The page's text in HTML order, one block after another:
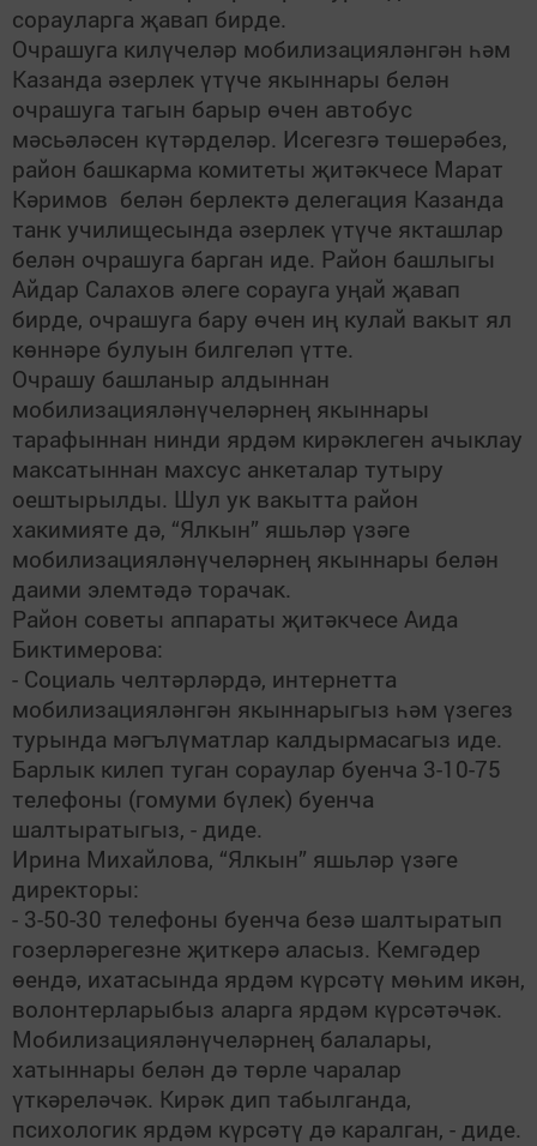
сорауларга җавап бирде.
Очрашуга килүчеләр мобилизацияләнгән һәм
Казанда әзерлек үтүче якыннары белән
очрашуга тагын барыр өчен автобус
мәсьәләсен күтәрделәр. Исегезгә төшерәбез,
район башкарма комитеты җитәкчесе Марат
Кәримов белән берлектә делегация Казанда
танк училищесында әзерлек үтүче якташлар
белән очрашуга барган иде. Район башлыгы
Айдар Салахов әлеге сорауга уңай җавап
бирде, очрашуга бару өчен иң кулай вакыт ял
көннәре булуын билгеләп үтте.
Очрашу башланыр алдыннан
мобилизацияләнүчеләрнең якыннары
тарафыннан нинди ярдәм кирәклеген ачыклау
максатыннан махсус анкеталар тутыру
оештырылды. Шул ук вакытта район
хакимияте дә, “Ялкын” яшьләр үзәге
мобилизацияләнүчеләрнең якыннары белән
даими элемтәдә торачак.
Район советы аппараты җитәкчесе Аида
Биктимерова:
- Социаль челтәрләрдә, интернетта
мобилизацияләнгән якыннарыгыз һәм үзегез
турында мәгълүматлар калдырмасагыз иде.
Барлык килеп туган сораулар буенча 3-10-75
телефоны (гомуми бүлек) буенча
шалтыратыгыз, - диде.
Ирина Михайлова, “Ялкын” яшьләр үзәге
директоры:
- 3-50-30 телефоны буенча безә шалтыратып
гозерләрегезне җиткерә аласыз. Кемгәдер
өендә, ихатасында ярдәм күрсәтү мөһим икән,
волонтерларыбыз аларга ярдәм күрсәтәчәк.
Мобилизацияләнүчеләрнең балалары,
хатыннары белән дә төрле чаралар
үткәреләчәк. Кирәк дип табылганда,
психологик ярдәм күрсәтү дә каралган, - диде.